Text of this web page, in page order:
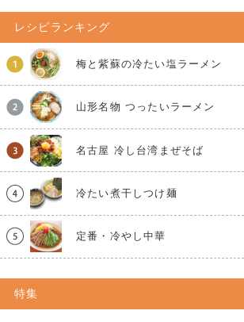
レシピランキング
梅と紫蘇の冷たい塩ラーメン
山形名物 つったいラーメン
名古屋 冷し台湾まぜそば
冷たい煮干しつけ麺
定番・冷やし中華
特集